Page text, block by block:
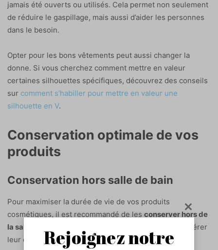
jamais été ouverts ou utilisés. Cela permet non seulement
de réduire le gaspillage, mais aussi d’aider les personnes
dans le besoin.
Opter pour les bons vêtements peut aussi changer la
donne. Si vous cherchez comment mettre en valeur
certaines silhouettes spécifiques, découvrez des conseils
sur comment s’habiller pour mettre en valeur une
silhouette en V.
Conservation optimale de vos
produits
Conservation hors salle de bain
Pour maximiser la durée de vie de vos produits
cosmétiques, il est recommandé de les conserver hors de
la salle de bain
. L’humidité et la chaleur peuvent accélérer
leur dégradation. Privilégiez un endroit sec et frais,
Rejoignez notre